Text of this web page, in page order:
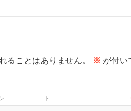
ることはありません。 ※ が付い
ント